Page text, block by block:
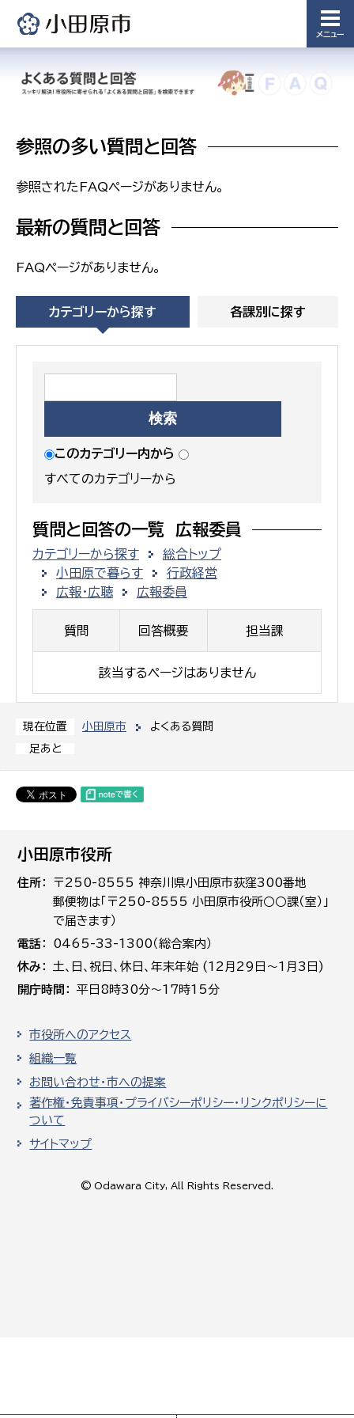
メニュー
浄水管理
農業委
員会事
農業委員
議会局
課
現在位置 小田原市
よくある質問
足あと
参照の多い質問と回答
参照されたFAQページがありません。
最新の質問と回答
FAQページがありません。
カテゴリーから探す 各課別に探す
このカテゴリー内から
すべてのカテゴリーから
質問と回答の一覧 広報委員
カテゴリーから探す
総合トップ
小田原で暮らす
行政経営
広報・広聴
広報委員
質問 回答概要 担当課
該当するページはありません
小田原市役所
住所
〒250-8555 神奈川県小田原市荻窪300番地
郵便物は「〒250-8555 小田原市役所○○課（室）」
で届きます）
電話
0465-33-1300（総合案内）
休み
土､日､祝日、休日、年末年始 (12月29日～1月3日)
開庁時間
平日8時30分～17時15分
市役所へのアクセス
組織一覧
お問い合わせ・市への提案
著作権・免責事項・プライバシーポリシー・リンクポリシーに
ついて
サイトマップ
© Odawara City, All Rights Reserved.